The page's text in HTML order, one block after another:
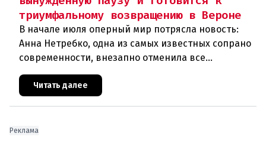
триумфальному возвращению в Вероне
В начале июля оперный мир потрясла новость:
Анна Нетребко, одна из самых известных сопрано
современности, внезапно отменила все
запланированные выступления. Причиной стала
физическая и вокальная истощ
Читать далее
Реклама